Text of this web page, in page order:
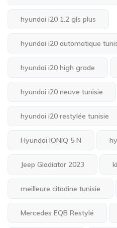
hyundai i20 1.2 gls plus
hyundai i20 automatique
hyundai i20 high grade
hyundai i20 neuve tunisie
hyundai i20 restylée tunisie
Hyundai IONIQ 5 N
Jeep Gladiator 2023
meilleure citadine tunisie
Mercedes EQB Restylé